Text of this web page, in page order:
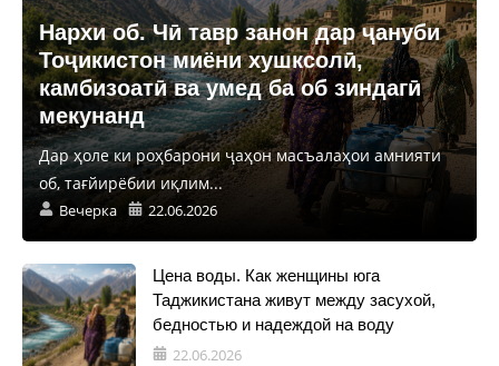
Нархи об. Чӣ тавр занон дар ҷануби
Тоҷикистон миёни хушксолӣ,
камбизоатӣ ва умед ба об зиндагӣ
мекунанд
Дар ҳоле ки роҳбарони ҷаҳон масъалаҳои амнияти
об, тағйирёбии иқлим...
Вечерка 22.06.2026
Цена воды. Как женщины юга
Таджикистана живут между засухой,
бедностью и надеждой на воду
22.06.2026